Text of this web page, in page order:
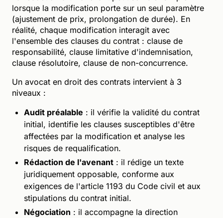
lorsque la modification porte sur un seul paramètre
(ajustement de prix, prolongation de durée). En
réalité, chaque modification interagit avec
l'ensemble des clauses du contrat : clause de
responsabilité, clause limitative d'indemnisation,
clause résolutoire, clause de non-concurrence.
Un avocat en droit des contrats intervient à 3
niveaux :
Audit préalable : il vérifie la validité du contrat
initial, identifie les clauses susceptibles d'être
affectées par la modification et analyse les
risques de requalification.
Rédaction de l'avenant : il rédige un texte
juridiquement opposable, conforme aux
exigences de l'article 1193 du Code civil et aux
stipulations du contrat initial.
Négociation : il accompagne la direction